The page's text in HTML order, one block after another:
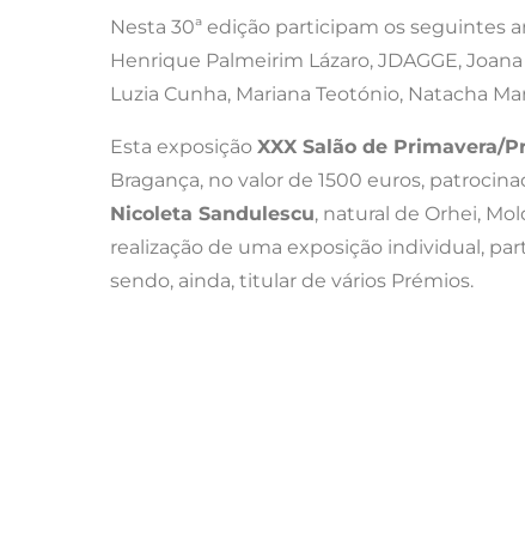
Nesta 30ª edição participam os seguintes
Henrique Palmeirim Lázaro, JDAGGE,
Luzia Cunha, Mariana Teotónio, Natacha
Esta exposição XXX Salão de Primavera/
Bragança, no valor de 1500 euros,
Nicoleta Sandulescu, natural de Orhei,
realização de uma exposição individual,
sendo, ainda, titular de vários Prémios.